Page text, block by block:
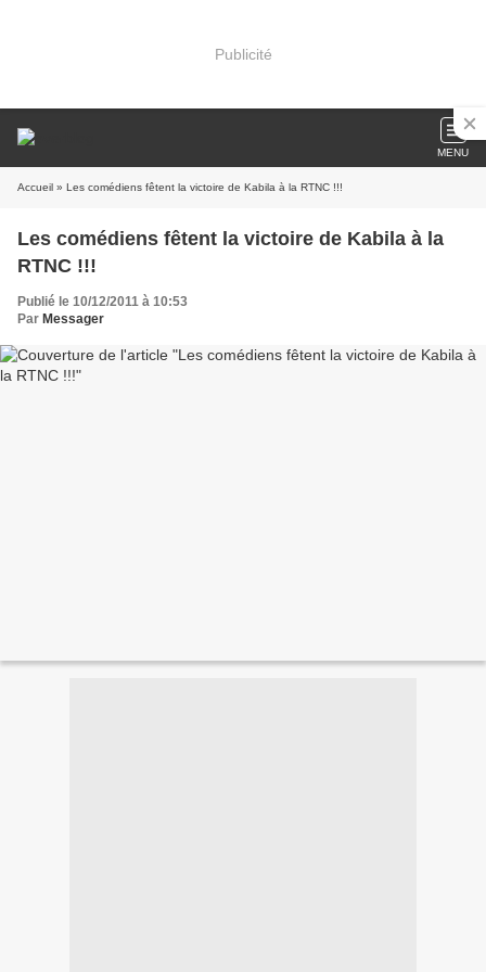
Publicité
MENU
Accueil » Les comédiens fêtent la victoire de Kabila à la RTNC !!!
Les comédiens fêtent la victoire de Kabila à la
RTNC !!!
Publié le 10/12/2011 à 10:53
Par Messager